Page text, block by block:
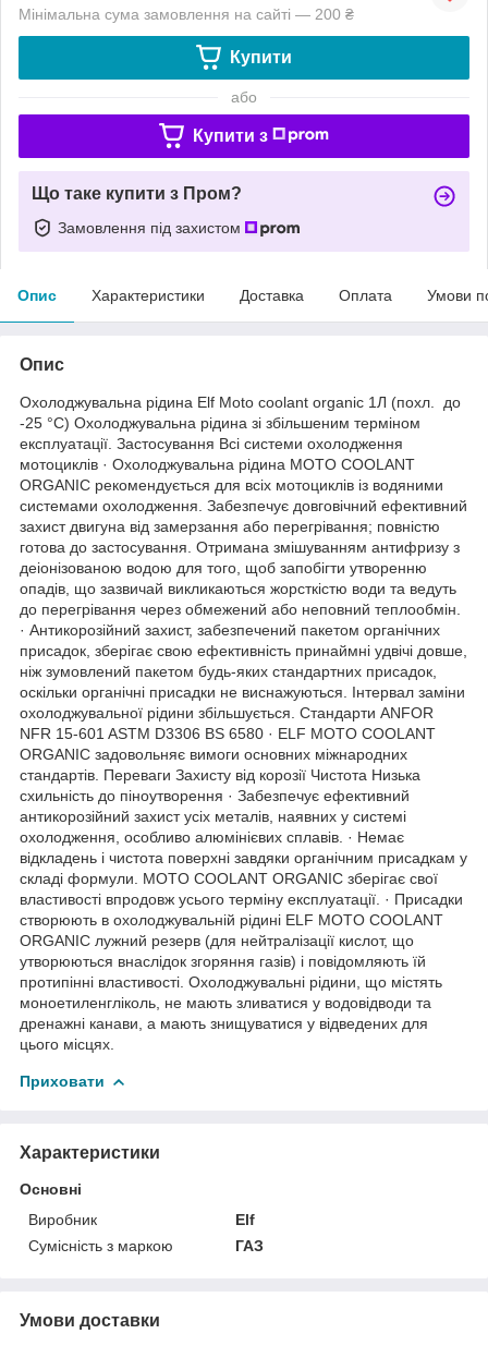
Мінімальна сума замовлення на сайті — 200 ₴
Купити
або
Купити з
Що таке купити з Пром?
Замовлення під захистом
Опис Характеристики Доставка Оплата Умови
Опис
Охолоджувальна рідина Elf Moto coolant organic 1Л (похл. до
-25 °C) Охолоджувальна рідина зі збільшеним терміном
експлуатації. Застосування Всі системи охолодження
мотоциклів · Охолоджувальна рідина MOTO COOLANT
ORGANIC рекомендується для всіх мотоциклів із водяними
системами охолодження. Забезпечує довговічний ефективний
захист двигуна від замерзання або перегрівання; повністю
готова до застосування. Отримана змішуванням антифризу з
деіонізованою водою для того, щоб запобігти утворенню
опадів, що зазвичай викликаються жорсткістю води та ведуть
до перегрівання через обмежений або неповний теплообмін.
· Антикорозійний захист, забезпечений пакетом органічних
присадок, зберігає свою ефективність принаймні удвічі довше,
ніж зумовлений пакетом будь-яких стандартних присадок,
оскільки органічні присадки не виснажуються. Інтервал заміни
охолоджувальної рідини збільшується. Стандарти ANFOR
NFR 15-601 ASTM D3306 BS 6580 · ELF MOTO COOLANT
ORGANIC задовольняє вимоги основних міжнародних
стандартів. Переваги Захисту від корозії Чистота Низька
схильність до піноутворення · Забезпечує ефективний
антикорозійний захист усіх металів, наявних у системі
охолодження, особливо алюмінієвих сплавів. · Немає
відкладень і чистота поверхні завдяки органічним присадкам у
складі формули. MOTO COOLANT ORGANIC зберігає свої
властивості впродовж усього терміну експлуатації. · Присадки
створюють в охолоджувальній рідині ELF MOTO COOLANT
ORGANIC лужний резерв (для нейтралізації кислот, що
утворюються внаслідок згоряння газів) і повідомляють їй
протипінні властивості. Охолоджувальні рідини, що містять
моноетиленгліколь, не мають зливатися у водовідводи та
дренажні канави, а мають знищуватися у відведених для
цього місцях.
Приховати
Характеристики
Основні
Виробник
Elf
Сумісність з маркою
ГАЗ
Умови доставки